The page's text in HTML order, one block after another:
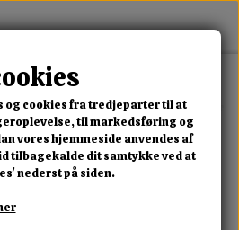
Alle Produkter London Kondom
og cookies fra tredjeparter til at
til markedsføring og
vores hjemmeside anvendes af
tilbagekalde dit samtykke ved at
nederst på siden.